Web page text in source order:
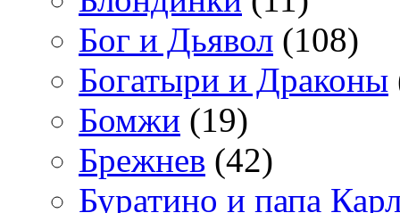
Бог и Дьявол (108)
Богатыри и Драконы
Бомжи (19)
Брежнев (42)
Буратино и папа